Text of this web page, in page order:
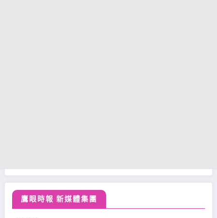
鷹眼時報 新媒體集團